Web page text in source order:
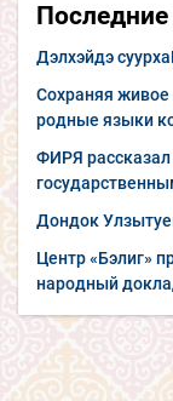
Последние
Дэлхэйдэ
Сохраняя живое
родные языки
ФИРЯ
Дондок
Центр «Бэлиг»
народный